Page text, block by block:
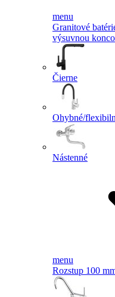
menu
Granitové
výsuvnou
Čierne
Ohybné/
Nástenné
menu
Rozstup 100